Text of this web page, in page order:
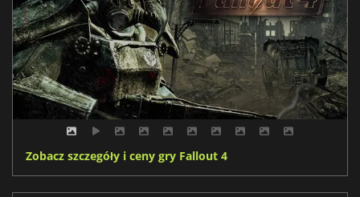
Zobacz szczegóły i ceny gry Fallout 4